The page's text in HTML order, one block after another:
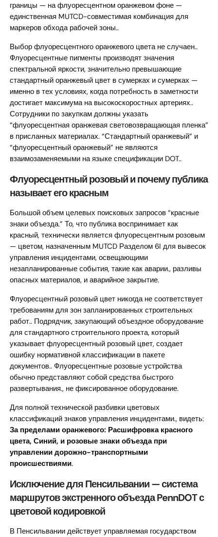
границы — на флуоресцентном оранжевом фоне —
единственная MUTCD-совместимая комбинация для
маркеров обхода рабочей зоны..
Выбор флуоресцентного оранжевого цвета не случаен..
Флуоресцентные пигменты производят значения
спектральной яркости, значительно превышающие
стандартный оранжевый цвет в сумерках и сумерках —
именно в тех условиях, когда потребность в заметности
достигает максимума на высокоскоростных артериях..
Сотрудники по закупкам должны указать
“флуоресцентная оранжевая световозвращающая пленка”
в присланных материалах. “Стандартный оранжевый” и
“флуоресцентный оранжевый” не являются
взаимозаменяемыми на языке спецификации DOT..
Флуоресцентный розовый и почему публика
называет его красным
Большой объем целевых поисковых запросов “красные
знаки объезда.” То, что публика воспринимает как
красный, технически является флуоресцентным розовым
— цветом, назначенным MUTCD Разделом 6I для вывесок
управления инцидентами, освещающими
незапланированные события, такие как аварии., разливы
опасных материалов, и аварийное закрытие.
Флуоресцентный розовый цвет никогда не соответствует
требованиям для зон запланированных строительных
работ.. Подрядчик, закупающий объездное оборудование
для стандартного строительного проекта, который
указывает флуоресцентный розовый цвет, создает
ошибку нормативной классификации в пакете
документов.. Флуоресцентные розовые устройства
обычно представляют собой средства быстрого
развертывания., не фиксированное оборудование.
Для полной технической разбивки цветовых
классификаций знаков управления инцидентами., видеть:
За пределами оранжевого: Расшифровка красного
цвета, Синий, и розовые знаки объезда при
управлении дорожно-транспортными
происшествиями.
Исключение для Пенсильвании — система
маршрутов экстренного объезда PennDOT с
цветовой кодировкой
В Пенсильвании действует управляемая государством